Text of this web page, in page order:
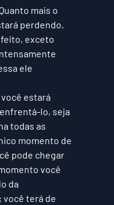
mais o
perdendo.
exceto
ele
estará
lo, seja
todas as
momento de
pode chegar
você
da
você terá de